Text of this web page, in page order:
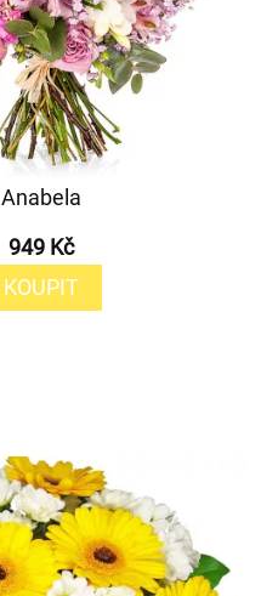
Anabela
949 Kč
KOUPIT